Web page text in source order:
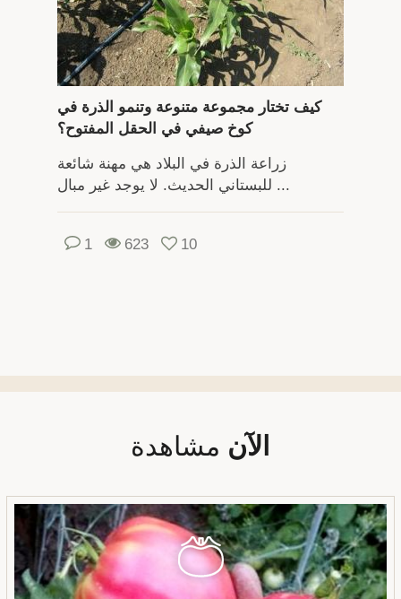
كيف تختار مجموعة متنوعة وتنمو الذرة في
كوخ صيفي في الحقل المفتوح؟
زراعة الذرة في البلاد هي مهنة شائعة
للبستاني الحديث. لا يوجد غير مبال ...
1 623 10
الآن مشاهدة